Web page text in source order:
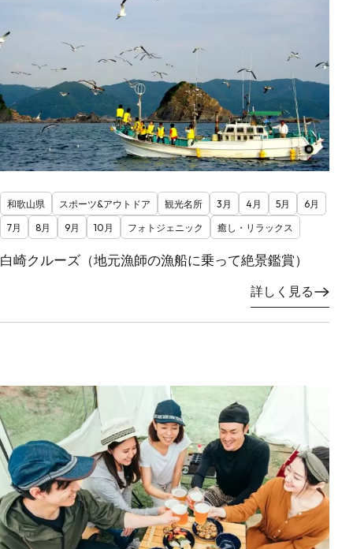
和歌山県 スポーツ&アウトドア 観光名所 3月 4月 5月
6月
7月
8月 9月 10月 フォトジェニック 癒し・リラックス
白崎クルーズ（地元漁師の漁船に乗って絶景鑑賞）
詳しく見る